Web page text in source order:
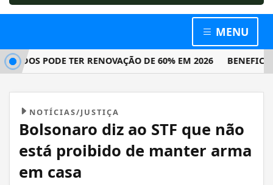
MENU
PODE TER RENOVAÇÃO DE 60% EM 2026
NOTÍCIAS/JUSTIÇA
Bolsonaro diz ao STF que não
está proibido de manter arma
em casa